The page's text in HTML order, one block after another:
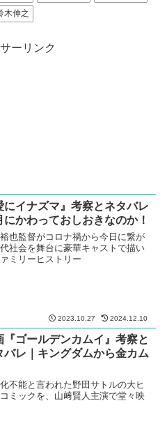
木伸之
ーリンク
にイナズマ』考察とネタバレ
にかわっておしおきなのか！
也監督がコロナ禍から今日に繋が
社会を舞台に豪華キャストで描い
ミリーヒストリー
2023.10.27 2024.12.10
『ゴールデンカムイ』考察と
バレ｜キングダムから金カム
不能と言われた野田サトルの大ヒ
ミックを、山﨑賢人主演で堂々映